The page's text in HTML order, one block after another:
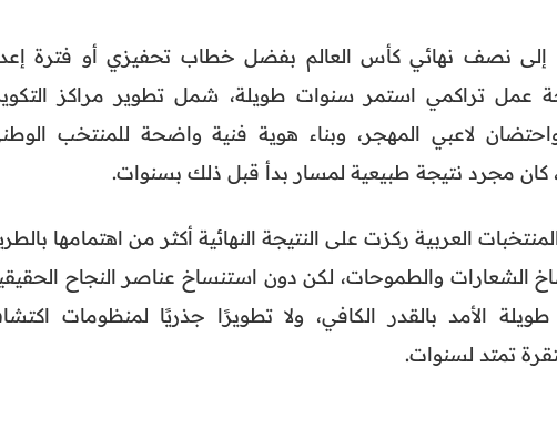
إلى نصف نهائي كأس العالم بفضل خطاب تحفيزي أو فترة
عمل تراكمي استمر سنوات طويلة، شمل تطوير مراكز
لاعبي المهجر، وبناء هوية فنية واضحة للمنتخب
كان مجرد نتيجة طبيعية لمسار بدأ قبل ذلك بسنوات.
العربية ركزت على النتيجة النهائية أكثر من اهتمامها
الشعارات والطموحات، لكن دون استنساخ عناصر النجاح
الأمد بالقدر الكافي، ولا تطويرًا جذريًا لمنظومات
تمتد لسنوات.